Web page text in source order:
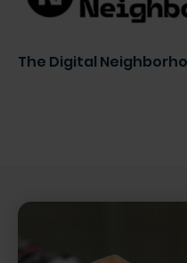
The Digital